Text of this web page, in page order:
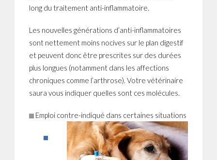
long du traitement anti-inflammatoire.
Les nouvelles générations d’anti-inflammatoires
sont nettement moins nocives sur le plan digestif
et peuvent donc être prescrites sur des durées
plus longues (notamment dans les affections
chroniques comme l’arthrose). Votre vétérinaire
saura vous indiquer quelles sont ces molécules.
Emploi contre-indiqué dans certaines situations